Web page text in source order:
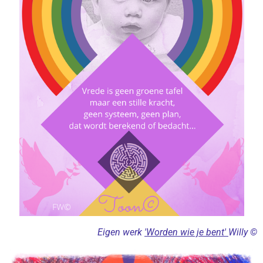
Eigen werk 'Worden wie je bent' Willy ©